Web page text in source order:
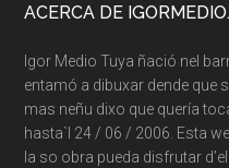
Footer
ACERCA DE
Igor Medio Tuya ñació nel
entamó a dibuxar dende que
mas neñu dixo que quería
hasta`l 24 / 06 / 2006. Esta
la so obra pueda disfrutar